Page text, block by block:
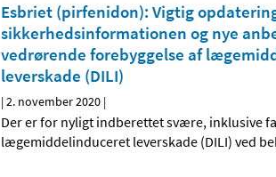
Esbriet (pirfenidon): Vigtig
sikkerhedsinformationen og nye
vedrørende forebyggelse af
leverskade (DILI)
|2. november 2020 |
Der er for nyligt indberettet svære, inklusive
lægemiddelinduceret leverskade (DILI) ved